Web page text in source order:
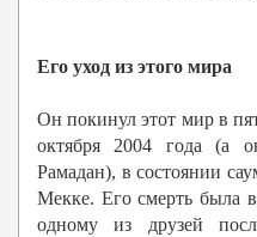
Его уход из этого мира
Он покинул этот мир в
октября 2004 года (а
Рамадан), в состоянии
Мекке. Его смерть была
одному из друзей